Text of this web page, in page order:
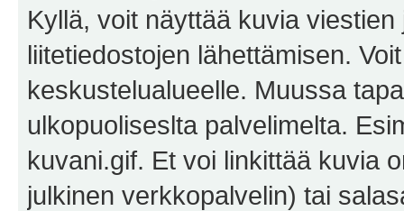
Kyllä, voit näyttää kuvia
liitetiedostojen lähettämisen.
keskustelualueelle. Muussa
ulkopuoliseslta palvelimelta.
kuvani.gif. Et voi linkittää kuvia
julkinen verkkopalvelin) tai